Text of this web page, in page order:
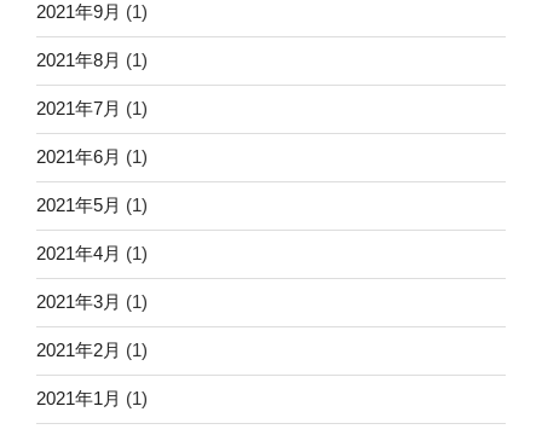
2021年9月 (1)
2021年8月 (1)
2021年7月 (1)
2021年6月 (1)
2021年5月 (1)
2021年4月 (1)
2021年3月 (1)
2021年2月 (1)
2021年1月 (1)